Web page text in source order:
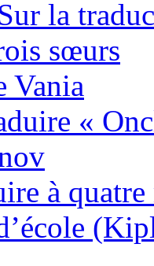
la
sœurs
Vania
«
à quatre